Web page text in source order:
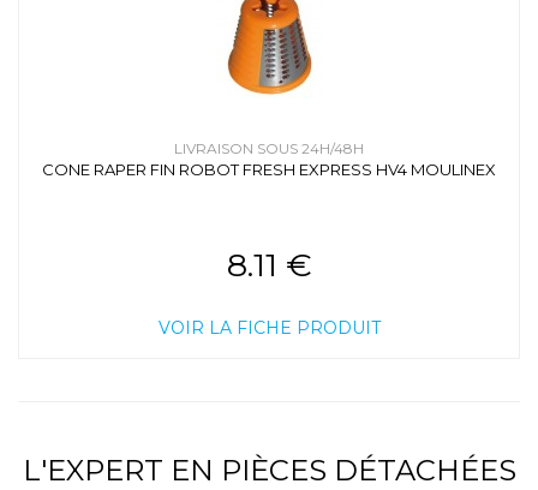
LIVRAISON SOUS 24H/48H
CONE RAPER FIN ROBOT FRESH EXPRESS HV4 MOULINEX
8.11 €
VOIR LA FICHE PRODUIT
L'EXPERT EN PIÈCES DÉTACHÉES